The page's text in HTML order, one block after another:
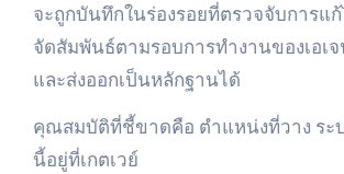
จะถูกบันทึกในร่องรอยที่ตรวจจับการแ
จัดสัมพันธ์ตามรอบการทำงานของเอเ
และส่งออกเป็นหลักฐานได้
คุณสมบัติที่ชี้ขาดคือ ตำแหน่งที่วาง ระ
นี้อยู่ที่เกตเวย์